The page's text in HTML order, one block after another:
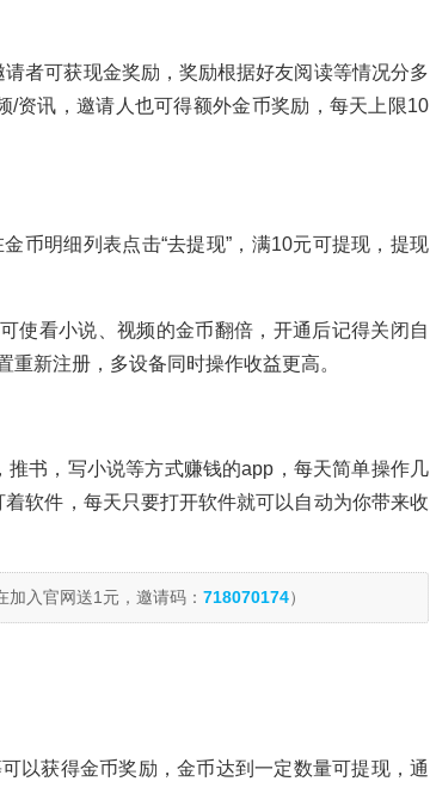
者可获现金奖励，奖励根据好友阅读等情况分多
/资讯，邀请人也可得额外金币奖励，每天上限10
币明细列表点击“去提现”，满10元可提现，提现
使看小说、视频的金币翻倍，开通后记得关闭自
新注册，多设备同时操作收益更高。
书，写小说等方式赚钱的app，每天简单操作几
软件，每天只要打开软件就可以自动为你带来收
加入官网送1元，邀请码： 718070174）
以获得金币奖励，金币达到一定数量可提现，通